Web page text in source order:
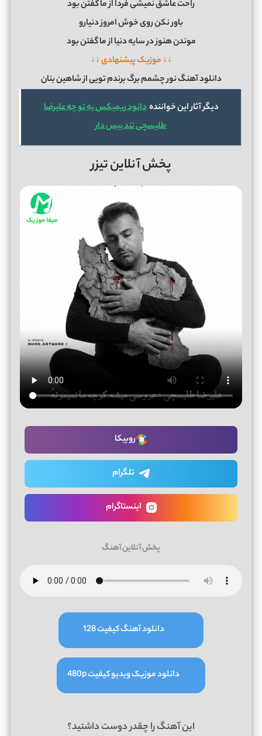
راحت عاشق نمیشی فردا از ما گفتن بود
باور نکن روی خوش امروز دنیارو
موندن هنوز در سایه دنیا از ما گفتن بود
↓↓ موزیک پیشنهادی ↓↓
دانلود آهنگ نور چشمم برگ برندم تویی از شاهین بنان
دیگر آثار این خوانندهدانود ریمیکس به تو چه علیرضا
طلیسچی تند بیس دار
پخش آنلاین تیزر
روبیکا
تلگرام
اینستاگرام
پخش آنلاین آهنگ
دانلود آهنگ کیفیت 128
دانلود موزیک ویدیو کیفیت 480p
این آهنگ را چقدر دوست داشتید؟